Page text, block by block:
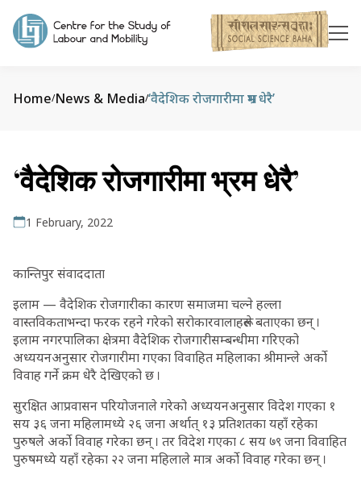
Home/News & Media/‘वैदेशिक रोजगारीमा भ्रम धेरै’
‘वैदेशिक रोजगारीमा भ्रम धेरै’
1 February, 2022
कान्तिपुर संवाददाता
इलाम — वैदेशिक रोजगारीका कारण समाजमा चल्ने हल्ला
वास्तविकताभन्दा फरक रहने गरेको सरोकारवालाहरूले बताएका छन् ।
इलाम नगरपालिका क्षेत्रमा वैदेशिक रोजगारीसम्बन्धीमा गरिएको
अध्ययनअनुसार रोजगारीमा गएका विवाहित महिलाका श्रीमान्ले अर्को
विवाह गर्ने क्रम धेरै देखिएको छ ।
सुरक्षित आप्रवासन परियोजनाले गरेको अध्ययनअनुसार विदेश गएका १
सय ३६ जना महिलामध्ये २६ जना अर्थात् १३ प्रतिशतका यहाँ रहेका
पुरुषले अर्को विवाह गरेका छन् । तर विदेश गएका ८ सय ७९ जना विवाहित
पुरुषमध्ये यहाँ रहेका २२ जना महिलाले मात्र अर्को विवाह गरेका छन् ।